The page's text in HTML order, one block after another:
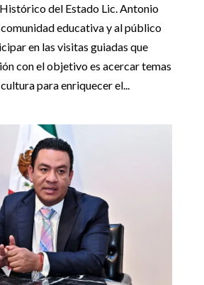
Histórico del Estado Lic. Antonio
comunidad educativa y al público
en las visitas guiadas que
con el objetivo es acercar temas
para enriquecer el...